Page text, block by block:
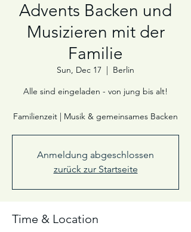
Advents Backen und
Musizieren mit der
Familie
Sun, Dec 17
  |
Berlin
Alle sind eingeladen - von jung bis alt!
Familienzeit | Musik & gemeinsames Backen
Anmeldung abgeschlossen
zurück zur Startseite
Time & Location